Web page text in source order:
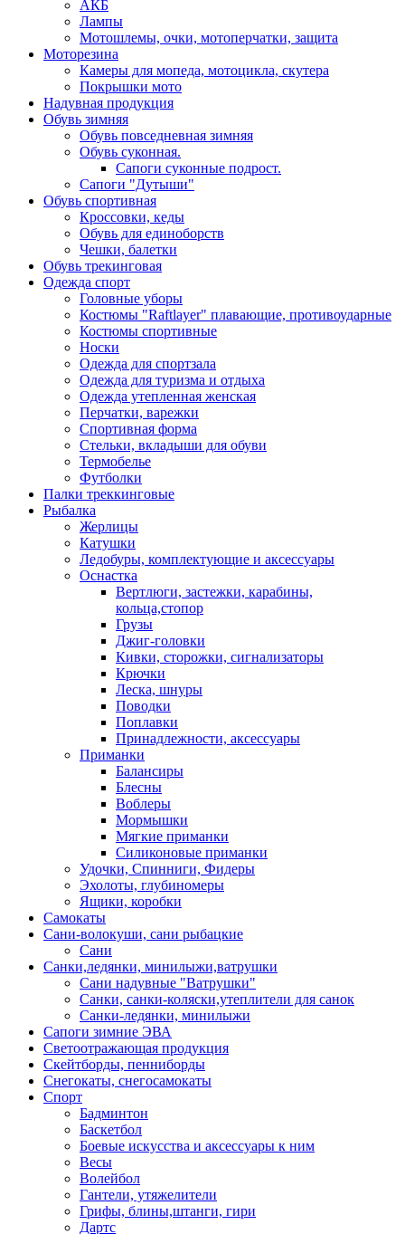
АКБ
Лампы
Мотошлемы, очки, мотоперчатки, защита
Моторезина
Камеры для мопеда, мотоцикла, скутера
Покрышки мото
Надувная продукция
Обувь зимняя
Обувь повседневная зимняя
Обувь суконная.
Сапоги суконные подрост.
Сапоги "Дутыши"
Обувь спортивная
Кроссовки, кеды
Обувь для единоборств
Чешки, балетки
Обувь трекинговая
Одежда спорт
Головные уборы
Костюмы "Raftlayer" плавающие, противоударные
Костюмы спортивные
Носки
Одежда для спортзала
Одежда для туризма и отдыха
Одежда утепленная женская
Перчатки, варежки
Спортивная форма
Стельки, вкладыши для обуви
Термобелье
Футболки
Палки треккинговые
Рыбалка
Жерлицы
Катушки
Ледобуры, комплектующие и аксессуары
Оснастка
Вертлюги, застежки, карабины,
кольца,стопор
Грузы
Джиг-головки
Кивки, сторожки, сигнализаторы
Крючки
Леска, шнуры
Поводки
Поплавки
Принадлежности, аксессуары
Приманки
Балансиры
Блесны
Воблеры
Мормышки
Мягкие приманки
Силиконовые приманки
Удочки, Спинниги, Фидеры
Эхолоты, глубиномеры
Ящики, коробки
Самокаты
Сани-волокуши, сани рыбацкие
Сани
Санки,ледянки, минилыжи,ватрушки
Сани надувные "Ватрушки"
Санки, санки-коляски,утеплители для санок
Санки-ледянки, минилыжи
Сапоги зимние ЭВА
Светоотражающая продукция
Скейтборды, пенниборды
Снегокаты, снегосамокаты
Спорт
Бадминтон
Баскетбол
Боевые искусства и аксессуары к ним
Весы
Волейбол
Гантели, утяжелители
Грифы, блины,штанги, гири
Дартс